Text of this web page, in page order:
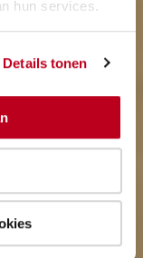
hun services.
Details tonen